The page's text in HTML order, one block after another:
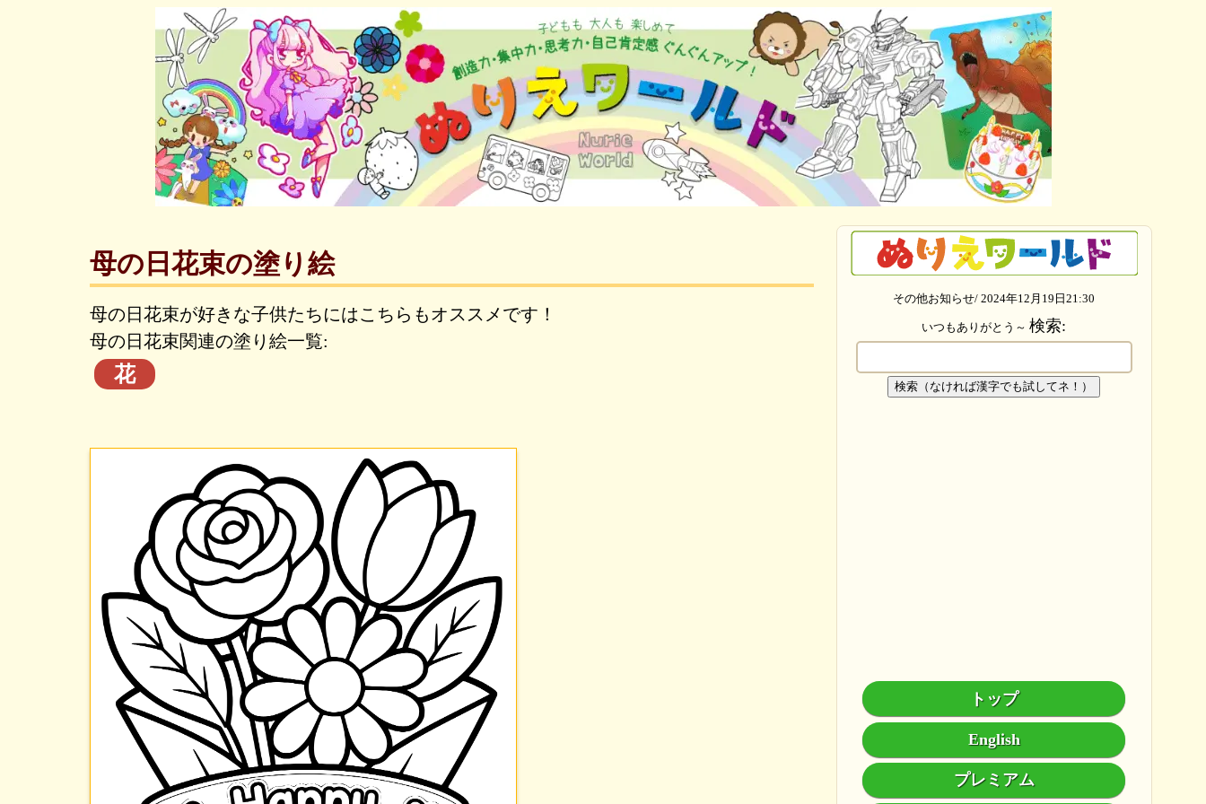
母の日花束の塗り絵
母の日花束が好きな子供たちにはこちらもオススメです！
母の日花束関連の塗り絵一覧:
花
その他お知らせ/ 2024年12月19日21:30
いつもありがとう～検索:
検索（なければ漢字でも試してネ！）
トップ
English
プレミアム